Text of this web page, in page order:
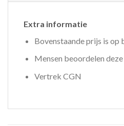
Extra informatie
Bovenstaande prijs is op
Mensen beoordelen
Vertrek CGN